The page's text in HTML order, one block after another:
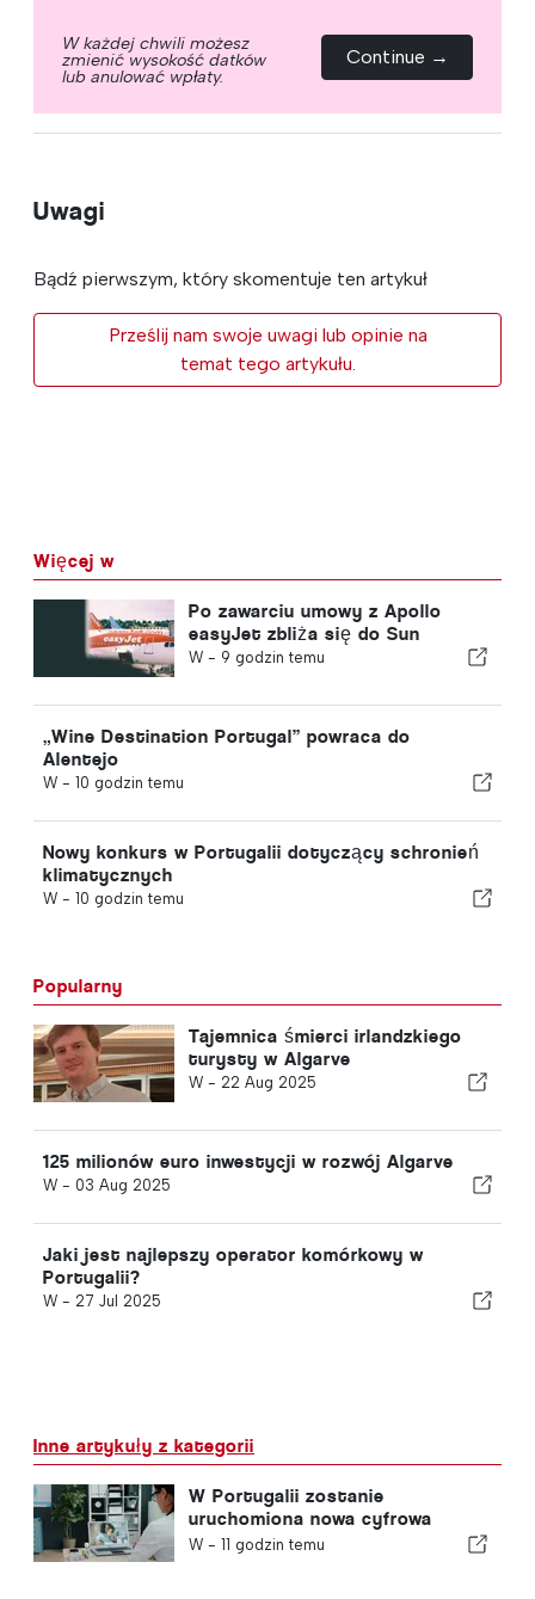
W każdej chwili możesz
zmienić wysokość datków
lub anulować wpłaty.
Continue →
Uwagi
Bądź pierwszym, który skomentuje ten artykuł
Prześlij nam swoje uwagi lub opinie na
temat tego artykułu.
Więcej w
Po zawarciu umowy z Apollo
easyJet zbliża się do Sun
W - 9 godzin temu
„Wine Destination Portugal” powraca do
Alentejo
W - 10 godzin temu
Nowy konkurs w Portugalii dotyczący schronień
klimatycznych
W - 10 godzin temu
Popularny
Tajemnica śmierci irlandzkiego
turysty w Algarve
W - 22 Aug 2025
125 milionów euro inwestycji w rozwój Algarve
W - 03 Aug 2025
Jaki jest najlepszy operator komórkowy w
Portugalii?
W - 27 Jul 2025
Inne artykuły z kategorii
W Portugalii zostanie
uruchomiona nowa cyfrowa
platforma opieki zdrowotnej
W - 11 godzin temu